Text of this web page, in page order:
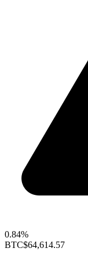
0.84%
BTC$64,614.57